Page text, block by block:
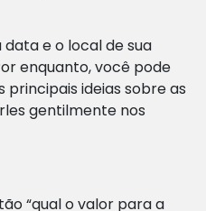
e o local de sua
enquanto, você pode
principais ideias sobre as
gentilmente nos
“qual o valor para a